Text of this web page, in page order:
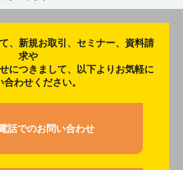
、新規お取引、セミナー、資料請
求や
につきまして、以下よりお気軽に
合わせください。
話でのお問い合わせ